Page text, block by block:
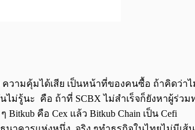
วามคุ้มได้เสีย เป็นหน้าที่ของคนซื้อ ถ้าคิดว่า
ไม่รู้นะ คือ ถ้าที่ SCBX ไม่สำเร็จก็ยังหาผู้ร่ว
Bitkub คือ Cex แล้ว Bitkub Chain เป็น Cefi